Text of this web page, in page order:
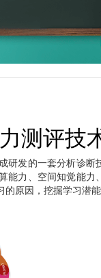
测评技
研发的一套分析诊
能力、空间知觉能
原因，挖掘学习潜